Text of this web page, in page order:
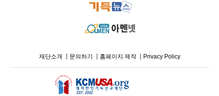
재단소개 문의하기 홈페이지 제작 Privacy Policy